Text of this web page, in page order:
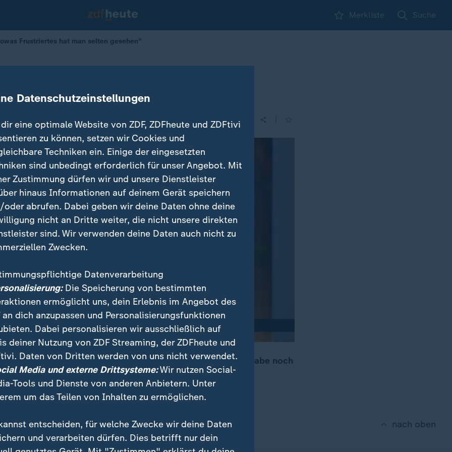
Merkliste Suche
Frustriertes hat man selten gesehen"
hat man selten gesehen"
Schmiese berichtet von der CDU-Wahlparty in Erfurt, er habe noch
erlebt, der so still aufgenommen wurde.
nach oben
Datenschutzeinstellungen
eine optimale Website von ZDF, ZDFheute und ZDFtivi
zu können, setzen wir Cookies und
Techniken ein. Einige der eingesetzten
sind unbedingt erforderlich für unser Angebot. Mit
Zustimmung dürfen wir und unsere Dienstleister
hinaus Informationen auf deinem Gerät speichern
oder abrufen. Dabei geben wir deine Daten ohne deine
nicht an Dritte weiter, die nicht unsere direkten
sind. Wir verwenden deine Daten auch nicht zu
Zwecken.
Datenverarbeitung
Die Speicherung von bestimmten
ermöglicht uns, dein Erlebnis im Angebot des
an dich anzupassen und Personalisierungsfunktionen
Dabei personalisieren wir ausschließlich auf
deiner Nutzung von ZDF Streaming, der ZDFheute und
Daten von Dritten werden von uns nicht verwendet.
Media und externe Drittsysteme:Wir nutzen Social-
Tools und Dienste von anderen Anbietern. Unter
um das Teilen von Inhalten zu ermöglichen.
entscheiden, für welche Zwecke wir deine Daten
und verarbeiten dürfen. Dies betrifft nur dein